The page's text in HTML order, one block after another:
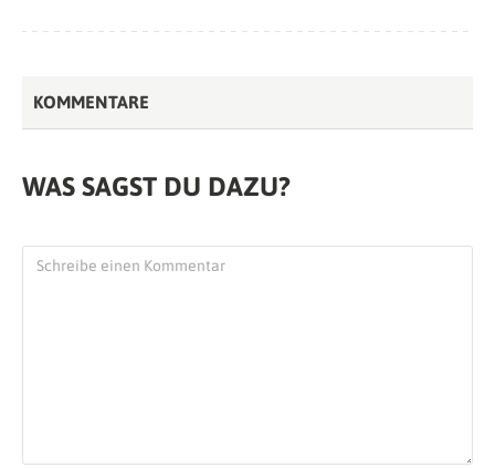
KOMMENTARE
WAS SAGST DU DAZU?